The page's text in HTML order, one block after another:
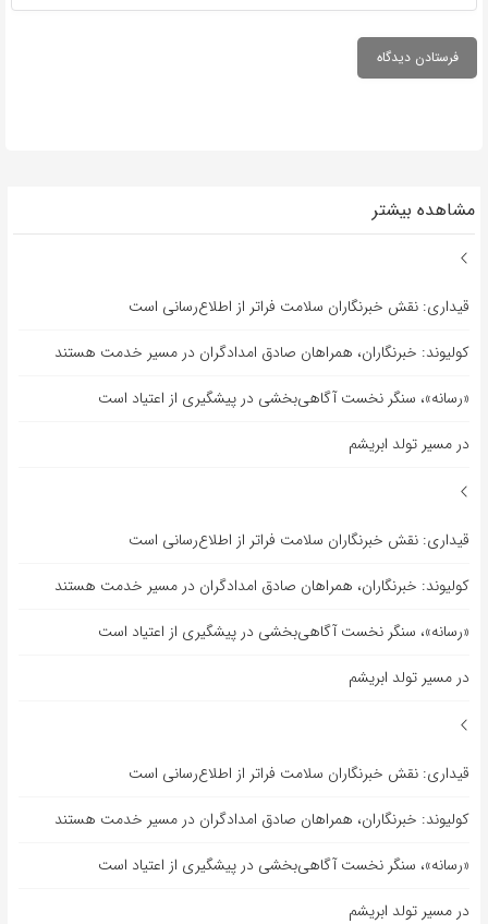
مشاهده بیشتر
قیداری: نقش خبرنگاران سلامت فراتر از اطلاع‌رسانی است
کولیوند: خبرنگاران، همراهان صادق امدادگران در مسیر خدمت هستند
«رسانه»، سنگر نخست آگاهی‌بخشی در پیشگیری از اعتیاد است
در مسیر تولد ابریشم
قیداری: نقش خبرنگاران سلامت فراتر از اطلاع‌رسانی است
کولیوند: خبرنگاران، همراهان صادق امدادگران در مسیر خدمت هستند
«رسانه»، سنگر نخست آگاهی‌بخشی در پیشگیری از اعتیاد است
در مسیر تولد ابریشم
قیداری: نقش خبرنگاران سلامت فراتر از اطلاع‌رسانی است
کولیوند: خبرنگاران، همراهان صادق امدادگران در مسیر خدمت هستند
«رسانه»، سنگر نخست آگاهی‌بخشی در پیشگیری از اعتیاد است
در مسیر تولد ابریشم